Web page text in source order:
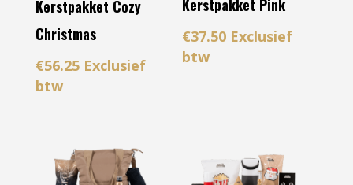
Kerstpakket Cozy
Christmas
€56.25 Exclusief
btw
Kerstpakket Pink
€37.50 Exclusief
btw